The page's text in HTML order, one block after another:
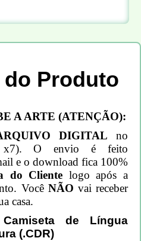
Produto
A ARTE (ATENÇÃO):
DIGITAL no
x7). O envio é feito
e o download fica 100%
do Cliente logo após a
Você NÃO vai receber
casa.
de Língua
(.CDR)